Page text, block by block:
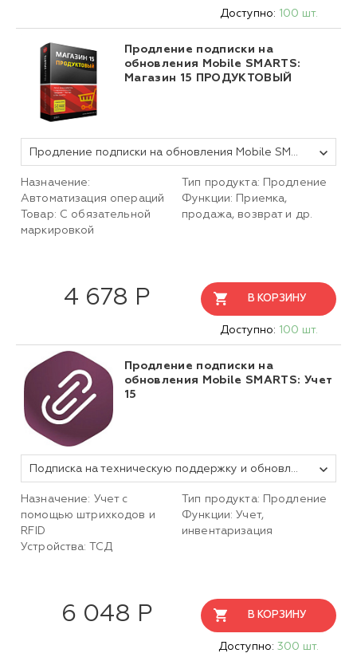
Доступно: 100 шт.
Продление подписки на
обновления Mobile SMARTS:
Магазин 15 ПРОДУКТОВЫЙ
Продление подписки на обновления Mobile SMARTS Магазин 15 ПРОДУКТОВЫЙ, БАЗОВЫЙ для любой поддерживаемой конфигурации 1С на 1 (один) год
Назначение:
Автоматизация операций
Товар: С обязательной
маркировкой
Тип продукта: Продление
Функции: Приемка,
продажа, возврат и др.
4 678 Р В КОРЗИНУ
Доступно: 100 шт.
Продление подписки на
обновления Mobile SMARTS: Учет
15
Подписка на техническую поддержку и обновления Mobile SMARTS Учёт 15 Бухгалтерия для «1С:БП» / «1С: БГУ» на 1 год
Назначение: Учет с
помощью штрихкодов и
RFID
Устройства: ТСД
Тип продукта: Продление
Функции: Учет,
инвентаризация
6 048 Р В КОРЗИНУ
Доступно: 300 шт.